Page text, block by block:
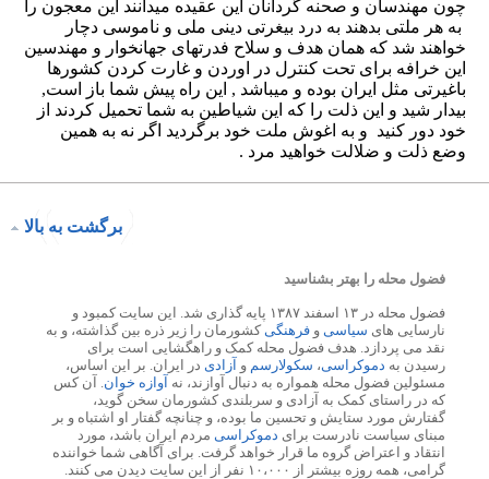
برگشت به بالا
فضول محله را بهتر بشناسید
فضول محله در ۱۳ اسفند ۱۳۸۷ پایه گذاری شد. این سایت کمبود و
نارسایی های سیاسی و فرهنگی کشورمان را زیر ذره بین گذاشته، و به
نقد می پردازد. هدف فضول محله کمک و راهگشایی است برای
رسیدن به دموکراسی، سکولارسم و آزادی در ایران. بر این اساس،
مسئولین فضول محله همواره به دنبال آوازند، نه آوازه خوان . آن کس
که در راستای کمک به آزادی و سربلندی کشورمان سخن گوید،
گفتارش مورد ستایش و تحسین ما بوده، و چنانچه گفتار او اشتباه و بر
مبنای سیاست نادرست برای دموکراسی مردم ایران باشد، مورد
انتقاد و اعتراض گروه ما قرار خواهد گرفت. برای آگاهی شما خواننده
گرامی، همه روزه بیشتر از ۱۰،۰۰۰ نفر از این سایت دیدن می کنند.